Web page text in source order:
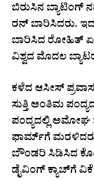
ಬಿರುಸಿನ ಬ್ಯಾಟಿಂಗ್‌
ರನ್‌ ಬಾರಿಸಿದರು.
ಬಾರಿಸಿದ ರೋಹಿತ್‌
ವಿಶ್ವದ ಮೊದಲ
ಕಳೆದ ಆಸೀಸ್‌
ಸುತ್ತಿ ಅಂತಿಮ
ಪಂದ್ಯದಲ್ಲಿ ಅಮೋಘ
ಫಾರ್ಮ್‌ಗೆ
ಬೌಂಡರಿ ಸಿಡಿಸಿದ
ಡೈವಿಂಗ್‌ ಕ್ಯಾಚ್‌ಗೆ